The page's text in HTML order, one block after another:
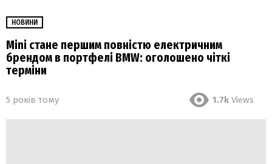
НОВИНИ
Mini стане першим повністю електричним
брендом в портфелі BMW: оголошено чіткі
терміни
5 років тому 1.7k Views